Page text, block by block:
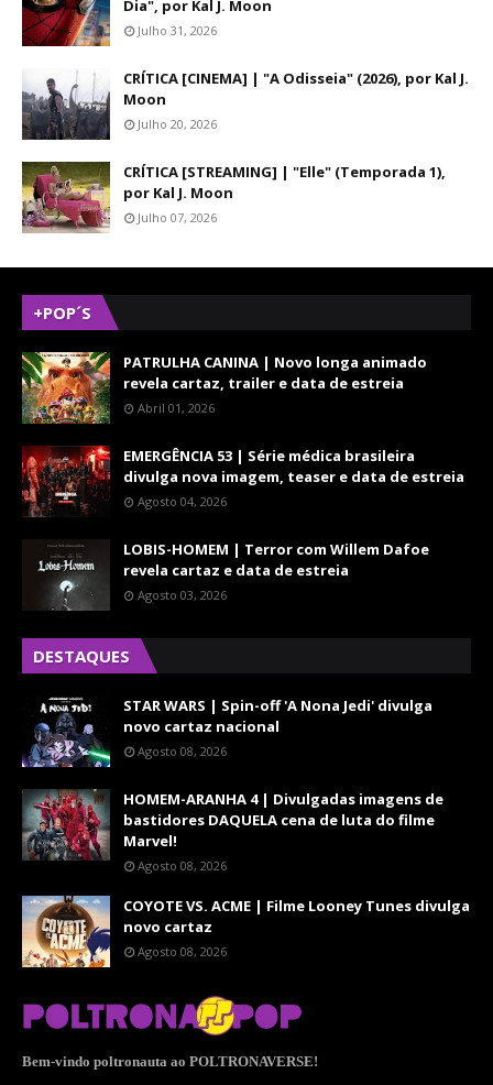
Dia", por Kal J. Moon
Julho 31, 2026
CRÍTICA [CINEMA] | "A Odisseia" (2026), por Kal J.
Moon
Julho 20, 2026
CRÍTICA [STREAMING] | "Elle" (Temporada 1),
por Kal J. Moon
Julho 07, 2026
+POP´S
PATRULHA CANINA | Novo longa animado
revela cartaz, trailer e data de estreia
Abril 01, 2026
EMERGÊNCIA 53 | Série médica brasileira
divulga nova imagem, teaser e data de estreia
Agosto 04, 2026
LOBIS-HOMEM | Terror com Willem Dafoe
revela cartaz e data de estreia
Agosto 03, 2026
DESTAQUES
STAR WARS | Spin-off 'A Nona Jedi' divulga
novo cartaz nacional
Agosto 08, 2026
HOMEM-ARANHA 4 | Divulgadas imagens de
bastidores DAQUELA cena de luta do filme
Marvel!
Agosto 08, 2026
COYOTE VS. ACME | Filme Looney Tunes divulga
novo cartaz
Agosto 08, 2026
Bem-vindo poltronauta ao POLTRONAVERSE!